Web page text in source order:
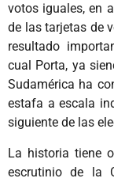
votos iguales, en
de las tarjetas de
resultado
cual Porta, ya
Sudamérica ha
estafa a escala
siguiente de las
La historia tiene
escrutinio de la